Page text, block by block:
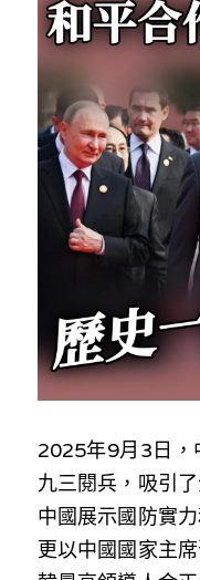
反華推手懶人
民主派騙案十式
反華推手起底
美西霸凌內幕
美西極權主義
極端暴恐實錄
KOL 專欄
林淑芳專欄
屈穎妍專欄
朱庭萱專欄
莫綺琪專欄
招國偉專欄
林伯強專欄
馮煒光專欄
趙處機專欄
絕密法庭檔案
醫院口岸爆炸
屠龍小隊案
黎智英案審訊
35+顛覆案
生活
吃喝玩指南
休閒好介紹
花生仔漫畫週
關於我們
人才招聘
商戶合作
支持讚助
條款及細則
關於我們
搜索
繁體中文
English
2025年9月3日，
九三閱兵，吸引
中國展示國防實
更以中國國家主